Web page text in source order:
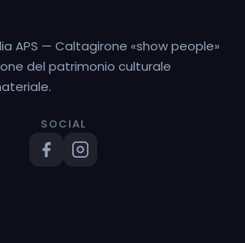
APS — Caltagirone «show people»
del patrimonio culturale
SOCIAL